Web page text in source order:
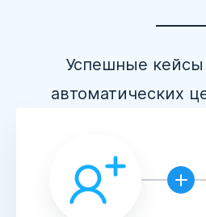
Успешные
автоматических